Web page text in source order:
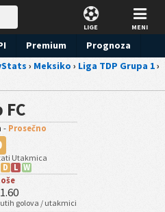
LIGE MENI
Premium
Prognoza
› Meksiko › Liga TDP Grupa 1›
- Prosečno
Utakmica
D L W
1.60
golova / utakmici